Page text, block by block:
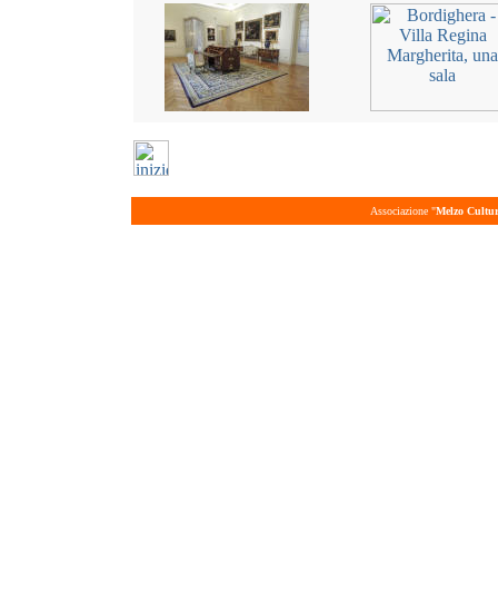
Associazione "Melzo